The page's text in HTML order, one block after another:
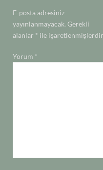
E-posta adresiniz
yayınlanmayacak. Gerekli
alanlar * ile işaretlenmişlerdir
Yorum *